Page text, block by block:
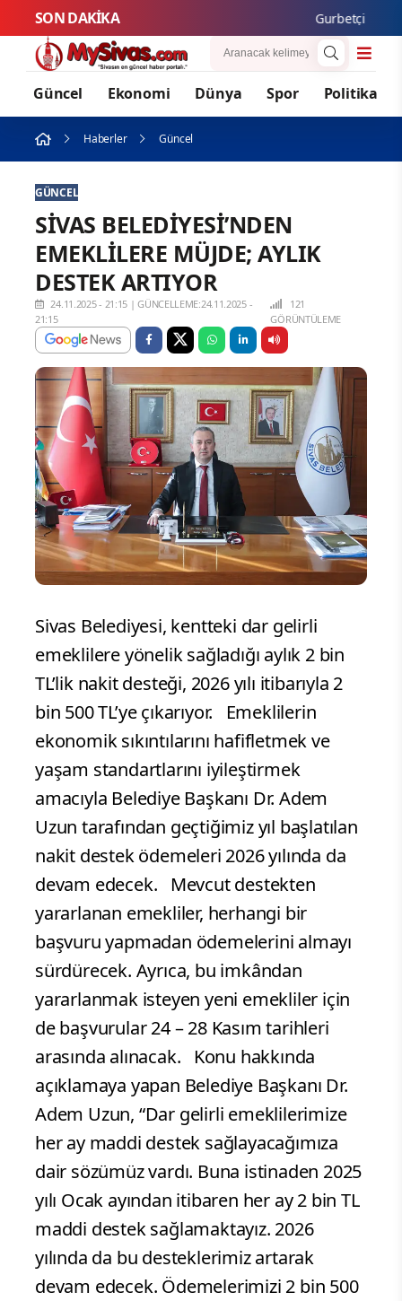
SON DAKİKA Gurbetçi
Güncel Ekonomi Dünya Spor Politika
Haberler Güncel
GÜNCEL
SİVAS BELEDİYESİ’NDEN
EMEKLİLERE MÜJDE; AYLIK
DESTEK ARTIYOR
24.11.2025 - 21:15 |GÜNCELLEME:24.11.2025 -
21:15
121
GÖRÜNTÜLEME
Sivas Belediyesi, kentteki dar gelirli
emeklilere yönelik sağladığı aylık 2 bin
TL’lik nakit desteği, 2026 yılı itibarıyla 2
bin 500 TL’ye çıkarıyor. Emeklilerin
ekonomik sıkıntılarını hafifletmek ve
yaşam standartlarını iyileştirmek
amacıyla Belediye Başkanı Dr. Adem
Uzun tarafından geçtiğimiz yıl başlatılan
nakit destek ödemeleri 2026 yılında da
devam edecek. Mevcut destekten
yararlanan emekliler, herhangi bir
başvuru yapmadan ödemelerini almayı
sürdürecek. Ayrıca, bu imkândan
yararlanmak isteyen yeni emekliler için
de başvurular 24 – 28 Kasım tarihleri
arasında alınacak. Konu hakkında
açıklamaya yapan Belediye Başkanı Dr.
Adem Uzun, “Dar gelirli emeklilerimize
her ay maddi destek sağlayacağımıza
dair sözümüz vardı. Buna istinaden 2025
yılı Ocak ayından itibaren her ay 2 bin TL
maddi destek sağlamaktayız. 2026
yılında da bu desteklerimiz artarak
devam edecek. Ödemelerimizi 2 bin 500